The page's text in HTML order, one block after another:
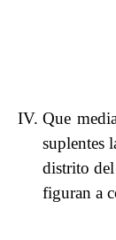
Que
suplentes
distrito
figuran a